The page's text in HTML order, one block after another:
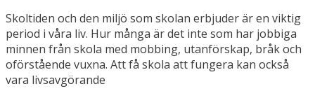
Skoltiden och den miljö som skolan erbjuder är en viktig
period i våra liv. Hur många är det inte som har jobbiga
minnen från skola med mobbing, utanförskap, bråk och
oförstående vuxna. Att få skola att fungera kan också
vara livsavgörande